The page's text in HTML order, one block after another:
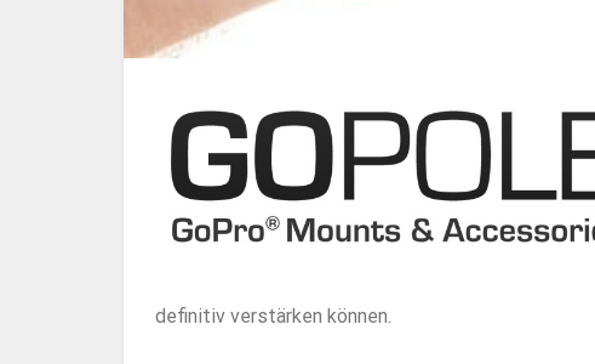
definitiv verstärken können.